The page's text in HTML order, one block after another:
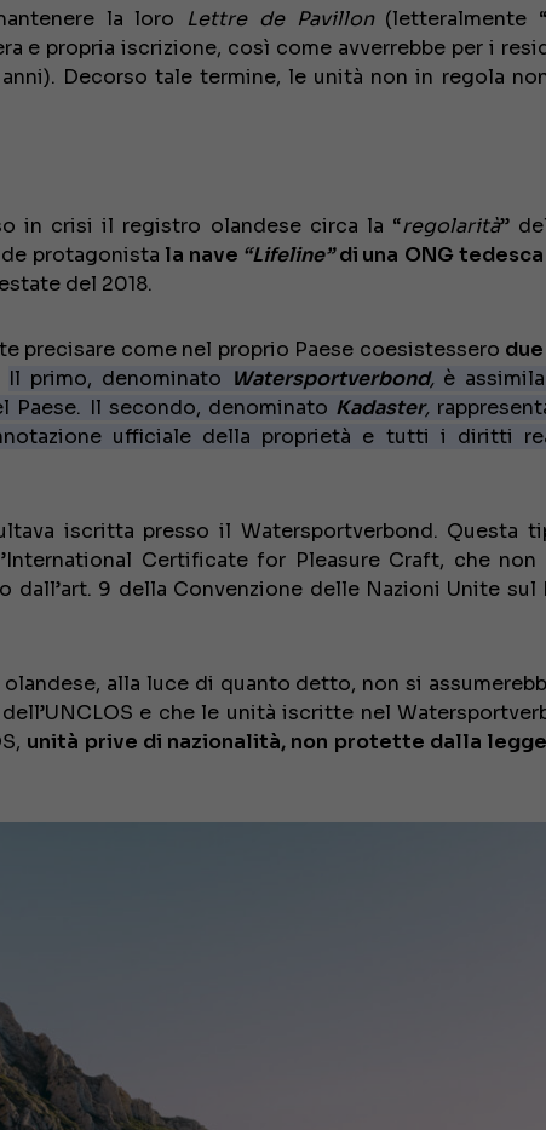
la loro Lettre de Pavillon(letteralmente
e propria iscrizione, così come avverrebbe per i
Decorso tale termine, le unità non in regola
in crisi il registro olandese circa la “regolarità”
protagonista la nave “Lifeline”di una ONG tedesca
del 2018.
precisare come nel proprio Paese coesistessero
Il primo, denominato Watersportverbond,è
Paese. Il secondo, denominato Kadaster,
ufficiale della proprietà e tutti i diritti
iscritta presso il Watersportverbond. Questa
Certificate for Pleasure Craft, che non
dall’art. 9 della Convenzione delle Nazioni Unite
alla luce di quanto detto, non si
e che le unità iscritte nel
unità prive di nazionalità, non protette dalla